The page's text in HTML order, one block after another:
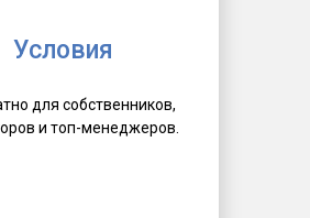
Условия
для собственников,
и топ-менеджеров.